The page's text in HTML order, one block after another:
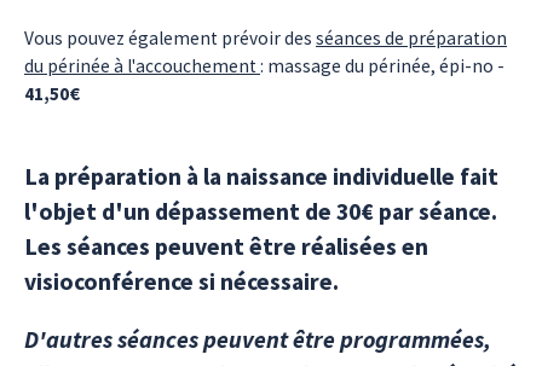
Vous pouvez également prévoir des séances de préparation
du périnée à l'accouchement: massage du périnée, épi-no -
41,50€
La préparation à la naissance individuelle fait
l'objet d'un dépassement de 30€ par séance.
Les séances peuvent être réalisées en
visioconférence si nécessaire.
D'autres séances peuvent être programmées,